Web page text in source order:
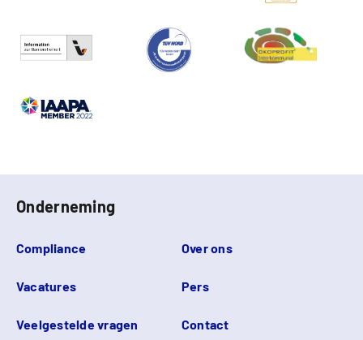
Onderneming
Compliance Over ons
Vacatures Pers
Veelgestelde vragen Contact